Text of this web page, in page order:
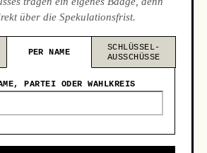
über die Spekulationsfrist.
PER NAME
SCHLÜSSEL-
AUSSCHÜSSE
PARTEI ODER WAHLKREIS